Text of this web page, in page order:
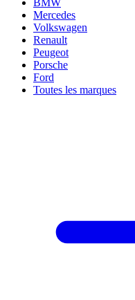
Mercedes
Volkswagen
Renault
Peugeot
Porsche
Ford
Toutes les marques